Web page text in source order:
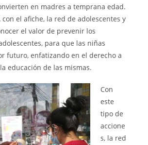
en madres a temprana edad.
con el afiche, la red de adolescentes y
el valor de prevenir los
para que las niñas
futuro, enfatizando en el derecho a
educación de las mismas.
Con
este
tipo de
accione
s, la red